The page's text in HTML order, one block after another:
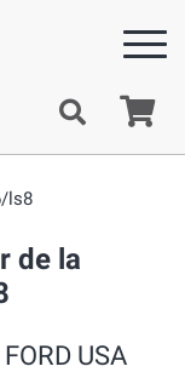
ls8
de la
USA